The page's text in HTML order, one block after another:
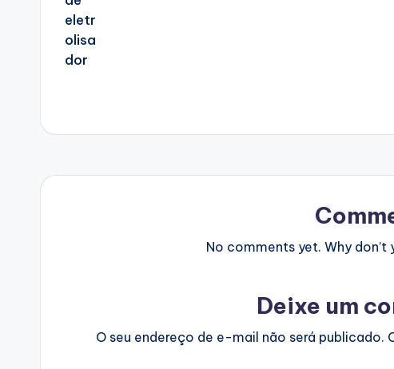
No comments yet. Why
Deixe um
O seu endereço de e-mail não será publicado.